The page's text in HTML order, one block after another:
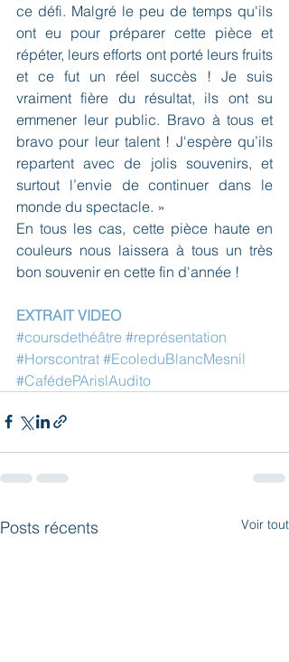
ce défi. Malgré le peu de temps qu'ils
ont eu pour préparer cette pièce et
répéter, leurs efforts ont porté leurs fruits
et ce fut un réel succès ! Je suis
vraiment fière du résultat, ils ont su
emmener leur public. Bravo à tous et
bravo pour leur talent ! J'espère qu’ils
repartent avec de jolis souvenirs, et
surtout l’envie de continuer dans le
monde du spectacle. »
En tous les cas, cette pièce haute en
couleurs nous laissera à tous un très
bon souvenir en cette fin d'année !
EXTRAIT VIDEO
#coursdethéâtre #représentation
#Horscontrat #EcoleduBlancMesnil
#CafédePArislAudito
Posts récents Voir tout